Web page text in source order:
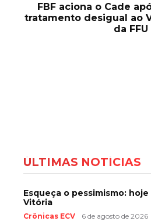
FBF aciona o Cade
tratamento desigual ao
da FFU
ÚLTIMAS NOTÍCIAS
Esqueça o pessimismo:
Vitória
Crônicas ECV 6 de agosto de 2026